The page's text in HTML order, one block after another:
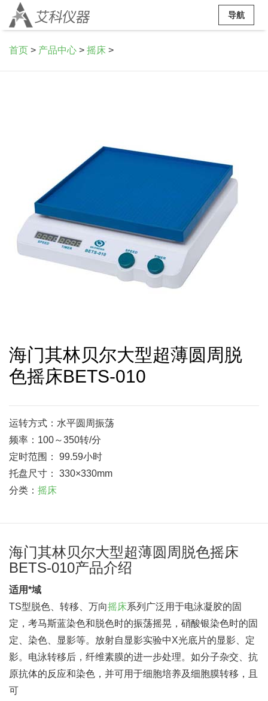
导航
首页 > 产品中心 > 摇床 >
海门其林贝尔大型超薄圆周脱
色摇床BETS-010
运转方式：水平圆周振荡
频率：100～350转/分
定时范围： 99.59小时
托盘尺寸： 330×330mm
分类： 摇床
海门其林贝尔大型超薄圆周脱色摇床
BETS-010产品介绍
适用*域
TS型脱色、转移、万向摇床系列广泛用于电泳凝胶的固
定，考马斯蓝染色和脱色时的振荡摇晃，硝酸银染色时的固
定、染色、显影等。放射自显影实验中X光底片的显影、定
影。电泳转移后，纤维素膜的进一步处理。如分子杂交、抗
原抗体的反应和染色，并可用于细胞培养及细胞膜转移，且
可